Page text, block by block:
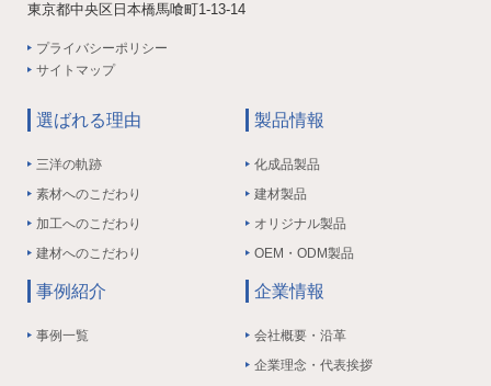
東京都中央区日本橋馬喰町1-13-14
プライバシーポリシー
サイトマップ
選ばれる理由
三洋の軌跡
素材へのこだわり
加工へのこだわり
建材へのこだわり
製品情報
化成品製品
建材製品
オリジナル製品
OEM・ODM製品
事例紹介
事例一覧
企業情報
会社概要・沿革
企業理念・代表挨拶